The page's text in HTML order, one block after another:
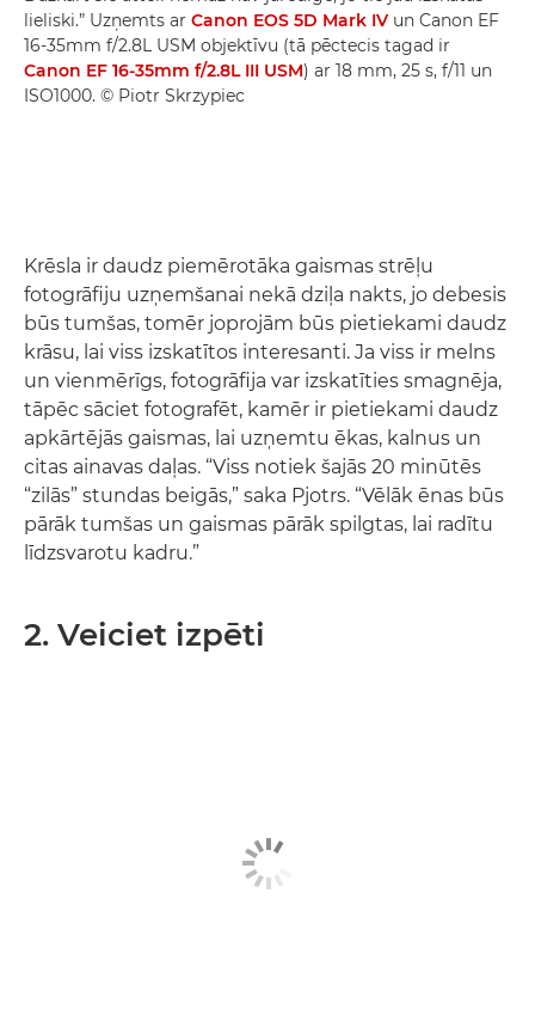
lieliski.” Uzņemts ar Canon EOS 5D Mark IV un Canon EF
16-35mm f/2.8L USM objektīvu (tā pēctecis tagad ir
Canon EF 16-35mm f/2.8L III USM) ar 18 mm, 25 s, f/11 un
ISO1000. © Piotr Skrzypiec
Krēsla ir daudz piemērotāka gaismas strēļu
fotogrāfiju uzņemšanai nekā dziļa nakts, jo debesis
būs tumšas, tomēr joprojām būs pietiekami daudz
krāsu, lai viss izskatītos interesanti. Ja viss ir melns
un vienmērīgs, fotogrāfija var izskatīties smagnēja,
tāpēc sāciet fotografēt, kamēr ir pietiekami daudz
apkārtējās gaismas, lai uzņemtu ēkas, kalnus un
citas ainavas daļas. “Viss notiek šajās 20 minūtēs
“zilās” stundas beigās,” saka Pjotrs. “Vēlāk ēnas būs
pārāk tumšas un gaismas pārāk spilgtas, lai radītu
līdzsvarotu kadru.”
2. Veiciet izpēti